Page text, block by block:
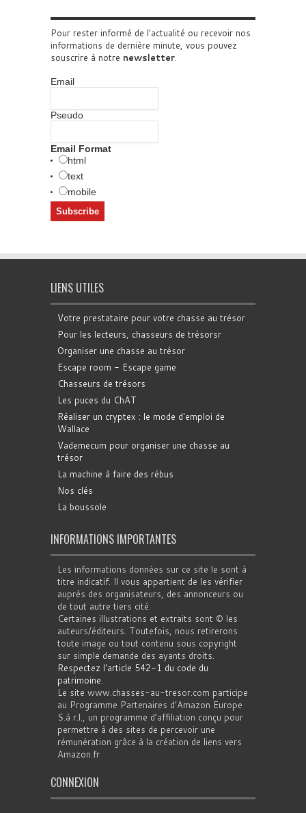
Pour rester informé de l'actualité ou recevoir nos
informations de dernière minute, vous pouvez
souscrire à notre newsletter.
Email
Pseudo
Email Format
html
text
mobile
LIENS UTILES
Votre prestataire pour votre chasse au trésor
Pour les lecteurs, chasseurs de trésorsr
Organiser une chasse au trésor
Escape room - Escape game
Chasseurs de trésors
Les puces du ChAT
Réaliser un cryptex : le mode d'emploi de
Wallace
Vademecum pour organiser une chasse au
trésor
La machine à faire des rébus
Nos clés
La boussole
INFORMATIONS IMPORTANTES
Les informations données sur ce site le sont à
titre indicatif. Il vous appartient de les vérifier
auprès des organisateurs, des annonceurs ou
de tout autre tiers cité.
Certaines illustrations et extraits sont © les
auteurs/éditeurs. Toutefois, nous retirerons
toute image ou tout contenu sous copyright
sur simple demande des ayants droits.
Respectez l'article 542-1 du code du
patrimoine.
Le site www.chasses-au-tresor.com participe
au Programme Partenaires d’Amazon Europe
S.à r.l., un programme d’affiliation conçu pour
permettre à des sites de percevoir une
rémunération grâce à la création de liens vers
Amazon.fr
CONNEXION